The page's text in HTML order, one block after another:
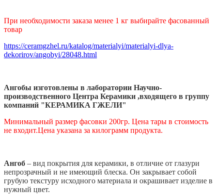
При необходимости заказа менее 1 кг выбирайте фасованный
товар
https://ceramgzhel.ru/katalog/materialyi/materialyi-dlya-
dekorirov/angobyi/28048.html
Ангобы изготовлены в лаборатории Научно-
производственного Центра Керамики ,входящего в группу
компаний "КЕРАМИКА ГЖЕЛИ"
Минимальный размер фасовки 200гр. Цена тары в стоимость
не входит.Цена указана за килограмм продукта.
Ангоб – вид покрытия для керамики, в отличие от глазури
непрозрачный и не имеющий блеска. Он закрывает собой
грубую текстуру исходного материала и окрашивает изделие в
нужный цвет.